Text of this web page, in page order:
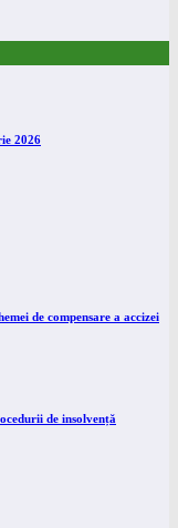
2026
de compensare a accizei
de insolvență